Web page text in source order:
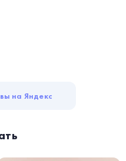
на Яндекс